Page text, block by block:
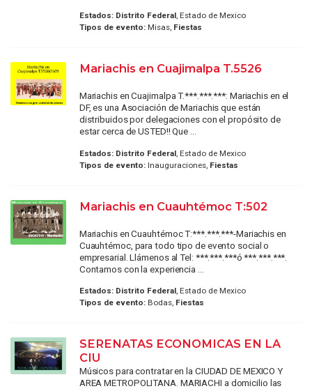
Estados: Distrito Federal, Estado de Mexico
Tipos de evento:Misas, Fiestas
Mariachis en Cuajimalpa T.5526
Mariachis en Cuajimalpa T.***.***.***: Mariachis en el
DF, es una Asociación de Mariachis que están
distribuidos por delegaciones con el propósito de
estar cerca de USTED!! Que ...
Estados: Distrito Federal, Estado de Mexico
Tipos de evento:Inauguraciones, Fiestas
Mariachis en Cuauhtémoc T:502
Mariachis en Cuauhtémoc T:***.***.***-Mariachis en
Cuauhtémoc, para todo tipo de evento social o
empresarial. Llámenos al Tel: ***.***.***ó ***.***.***.
Contamos con la experiencia ...
Estados: Distrito Federal, Estado de Mexico
Tipos de evento:Bodas, Fiestas
SERENATAS ECONOMICAS EN LA
CIU
Músicos para contratar en la CIUDAD DE MEXICO Y
AREA METROPOLITANA. MARIACHI a domicilio las